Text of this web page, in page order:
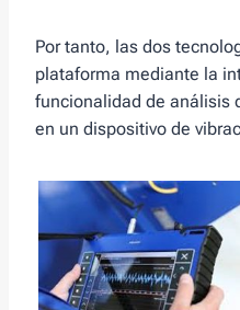
Por tanto, las dos
plataforma mediante la
funcionalidad de análisis
en un dispositivo de